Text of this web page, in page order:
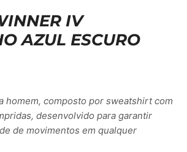
IV
AZUL ESCURO
homem, composto por sweatshirt com
desenvolvido para garantir
de movimentos em qualquer